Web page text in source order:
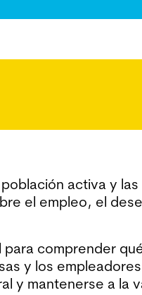
activa y
el empleo, el
comprender
y los
y mantenerse a la